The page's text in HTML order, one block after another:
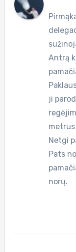
Antrą
ji
Netgi
Pats
norų.